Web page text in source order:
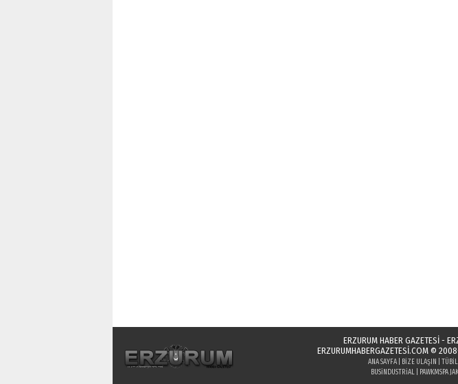
ERZURUM HABER GAZETESİ -
ERZURUMHABERGAZETESI.COM© 2008-
ANA SAYFA| BIZE ULAŞIN
BUSINDUSTRIAL
PAWKMSPA